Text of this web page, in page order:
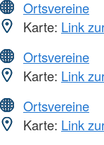
Ortsvereine
Karte: Link
Ortsvereine
Karte: Link
Ortsvereine
Karte: Link